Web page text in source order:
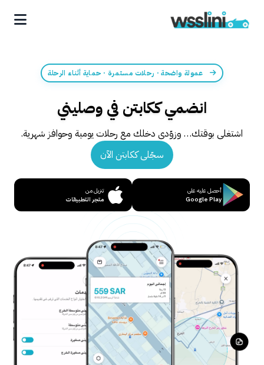
عمولة واضحة · رحلات مستمرة · حماية أثناء الرحلة
انضمي ككابتن في وصليني
اشتغلى بوقتك… وزوّدى دخلك مع رحلات يومية وحوافز شهرية.
سجّلى ككابتن الآن
أحصل عليه على
Google Play
تنزيل من
متجر التطبيقات